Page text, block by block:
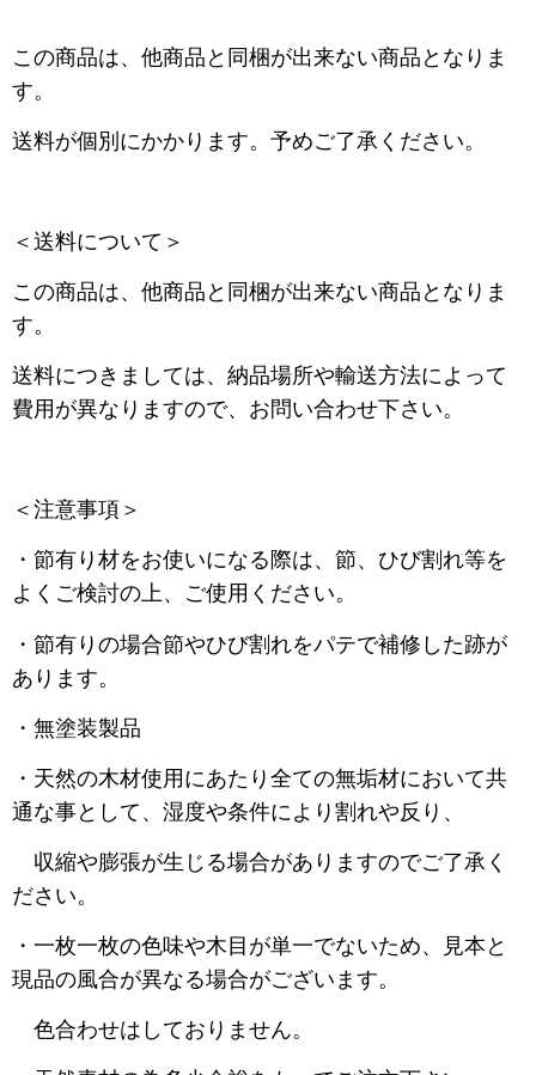
この商品は、他商品と同梱が出来ない商品となりま
す。
送料が個別にかかります。予めご了承ください。
＜送料について＞
この商品は、他商品と同梱が出来ない商品となりま
す。
送料につきましては、納品場所や輸送方法によって
費用が異なりますので、お問い合わせ下さい。
＜注意事項＞
・節有り材をお使いになる際は、節、ひび割れ等を
よくご検討の上、ご使用ください。
・節有りの場合節やひび割れをパテで補修した跡が
あります。
・無塗装製品
・天然の木材使用にあたり全ての無垢材において共
通な事として、湿度や条件により割れや反り、
収縮や膨張が生じる場合がありますのでご了承く
ださい。
・一枚一枚の色味や木目が単一でないため、見本と
現品の風合が異なる場合がございます。
色合わせはしておりません。